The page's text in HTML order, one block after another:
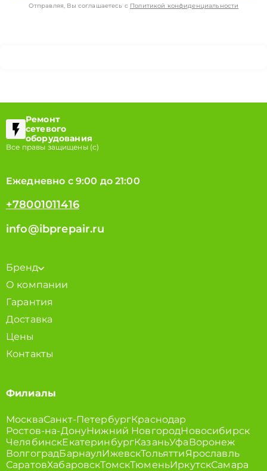
Отправляя, Вы соглашаетесь с Политикой конфиденциальности
Ремонт
сетевого
оборудования
Все правы защищены (с)
Ежедневно с 9:00 до 21:00
+78001011416
info@ibprepair.ru
Бренд
О компании
Гарантия
Доставка
Цены
Контакты
Филиалы
МоскваСанкт-ПетербургКраснодар
Ростов-на-ДонуНижний НовгородНовосибирск
ЧелябинскЕкатеринбургКазаньУфаВоронеж
ВолгоградБарнаулИжевскТольяттиЯрославль
СаратовХабаровскТомскТюменьИркутскСамара